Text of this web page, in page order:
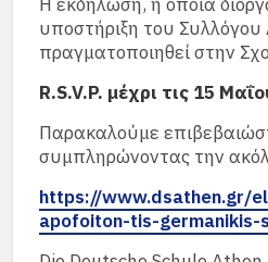
υποστήριξη του
πραγματοποιηθεί στην
R.S.V.P. μέχρι τις 15
Παρακαλούμε
συμπληρώνοντας την
https://www.dsathen.gr/
apofoiton-tis-germanikis-